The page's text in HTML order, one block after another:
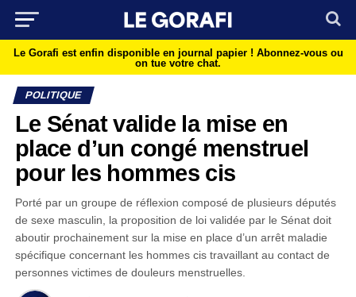
Le Gorafi est enfin disponible en journal papier ! Abonnez-vous ou
on tue votre chat.
POLITIQUE
Le Sénat valide la mise en
place d’un congé menstruel
pour les hommes cis
Porté par un groupe de réflexion composé de plusieurs députés
de sexe masculin, la proposition de loi validée par le Sénat doit
aboutir prochainement sur la mise en place d’un arrêt maladie
spécifique concernant les hommes cis travaillant au contact de
personnes victimes de douleurs menstruelles.